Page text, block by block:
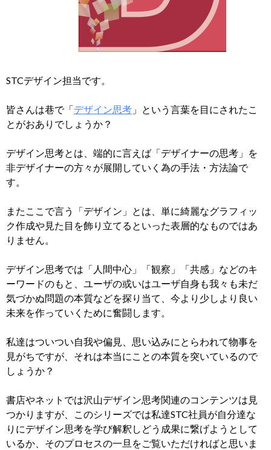
STCデザイン担当です。
皆さんは巷で「デザイン思考 」という言葉を目にされたこ
とがおありでしょうか？
デザイン思考とは、端的に言えば「デザイナーの思考」を
非デザイナーの方々が展開していく為の手法・方法論で
す。
またここで言う「デザイン」とは、単に綺麗なグラフィッ
ク作成や見た目を飾り立てるといった表層的なものではあ
りません。
デザイン思考では「人間中心」「観察」「共感」などのキ
ーワードのもと、ユーザの或いはユーザ自身も我々も未だ
気づかぬ問題の本質などを探り当て、今より少しより良い
未来を作っていくために奮闘します。
私達はついつい自我や偏見、思い込みにとらわれて物事を
見がちですが、それは本当にことの本質を突いているので
しょうか？
書店やネットでは沢山デザイン思考関連のコンテンツは見
つかりますが、このシリーズでは私達STC社員が自分達な
りにデザイン思考を学び解釈しどう成果に繋げようとして
いるか、そのプロセスの一旦をご覧いただければと思いま